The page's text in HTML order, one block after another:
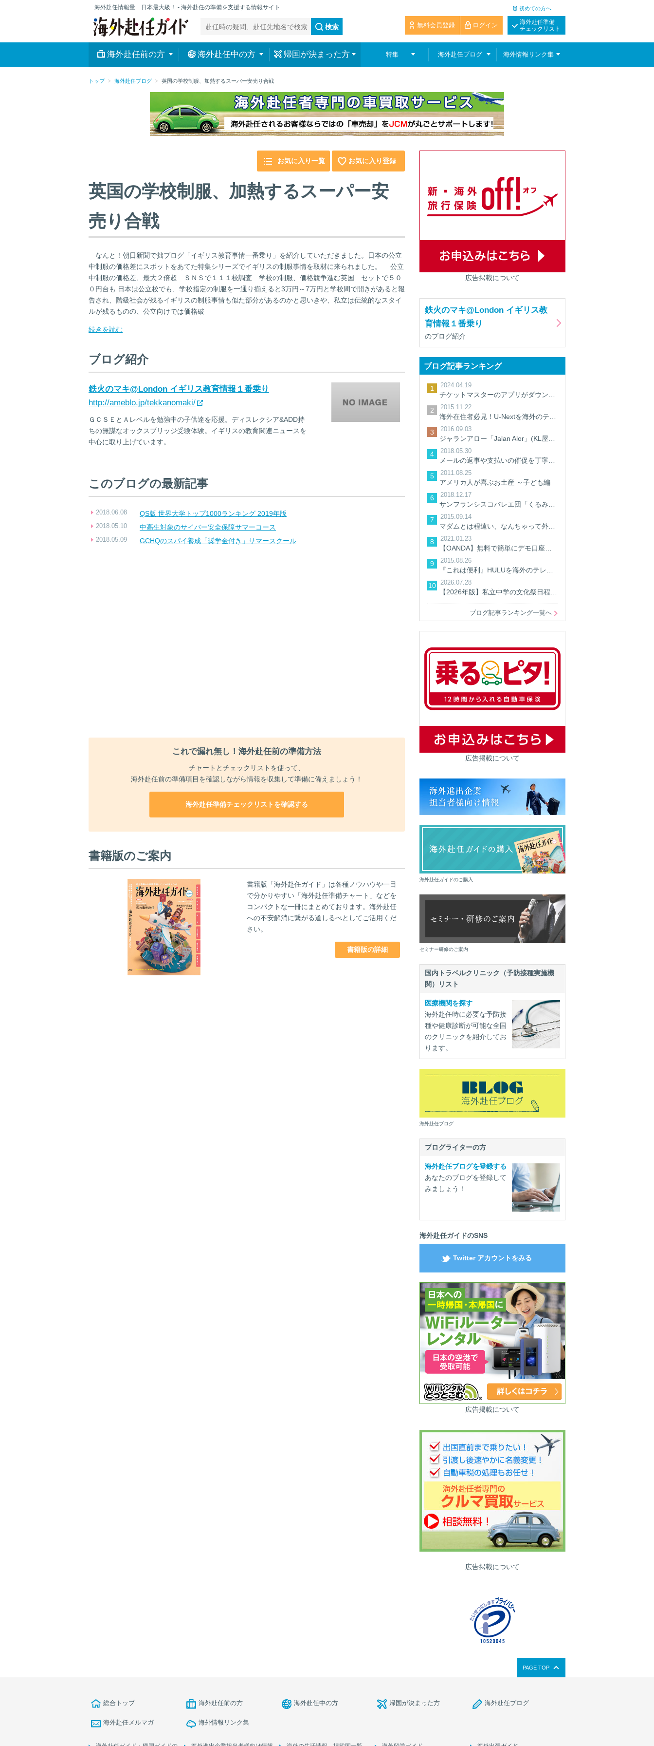
海外赴任情報量 日本最大級！ - 海外赴任の準備を支援する情報サイト
検索
初めての方へ
海外赴任準備
チェックリスト
ログイン
無料会員登録
海外赴任前の方 海外赴任中の方 帰国が決まった方 特集 海外赴任ブログ 海外情報リンク集
トップ 海外赴任ブログ 英国の学校制服、加熱するスーパー安売り合戦
お気に入り一覧 お気に入り登録
英国の学校制服、加熱するスーパー安
売り合戦
なんと！朝日新聞で拙ブログ「イギリス教育事情一番乗り」を紹介していただきました。日本の公立
中制服の価格差にスポットをあてた特集シリーズでイギリスの制服事情を取材に来られました。 公立
中制服の価格差、最大２倍超 ＳＮＳで１１１校調査 学校の制服、価格競争進む英国 セットで５０
０円台も 日本は公立校でも、学校指定の制服を一通り揃えると3万円～7万円と学校間で開きがあると報
告され、階級社会が残るイギリスの制服事情も似た部分があるのかと思いきや、私立は伝統的なスタイ
ルが残るものの、公立向けでは価格破
続きを読む
ブログ紹介
鉄火のマキ@London イギリス教育情報１番乗り
http://ameblo.jp/tekkanomaki/
ＧＣＳＥとＡレベルを勉強中の子供達を応援。ディスレクシア&ADD持
ちの無謀なオックスブリッジ受験体験。イギリスの教育関連ニュースを
中心に取り上げています。
このブログの最新記事
2018.06.08 QS版 世界大学トップ1000ランキング 2019年版
2018.05.10 中高生対象のサイバー安全保障サマーコース
2018.05.09 GCHQのスパイ養成「奨学金付き」サマースクール
これで漏れ無し！海外赴任前の準備方法
チャートとチェックリストを使って、
海外赴任前の準備項目を確認しながら情報を収集して準備に備えましょう！
海外赴任準備チェックリストを確認する
書籍版のご案内
書籍版「海外赴任ガイド」は各種ノウハウや一目
で分かりやすい「海外赴任準備チャート」などを
コンパクトな一冊にまとめております。海外赴任
への不安解消に繋がる道しるべとしてご活用くだ
さい。
書籍版の詳細
広告掲載について
鉄火のマキ@London イギリス教
育情報１番乗り
のブログ紹介
ブログ記事ランキング
2024.04.19
2015.11.22
2016.09.03
2018.05.30
2011.08.25
アメリカ人が喜ぶお土産 ～子ども編
2018.12.17
2015.09.14
2021.01.23
2015.08.26
2026.07.28
ブログ記事ランキング一覧へ
広告掲載について
海外赴任ガイドのご購入
セミナー研修のご案内
国内トラベルクリニック（予防接種実施機
関）リスト
医療機関を探す
海外赴任時に必要な予防接
種や健康診断が可能な全国
のクリニックを紹介してお
ります。
海外赴任ブログ
プログライターの方
海外赴任ブログを登録する
あなたのブログを登録して
みましょう！
海外赴任ガイドのSNS
Twitter アカウントをみる
広告掲載について
広告掲載について
PAGE TOP
総合トップ 海外赴任前の方 海外赴任中の方 帰国が決まった方 海外赴任ブログ
海外赴任メルマガ 海外情報リンク集